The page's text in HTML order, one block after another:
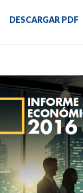
DESCARGAR PDF